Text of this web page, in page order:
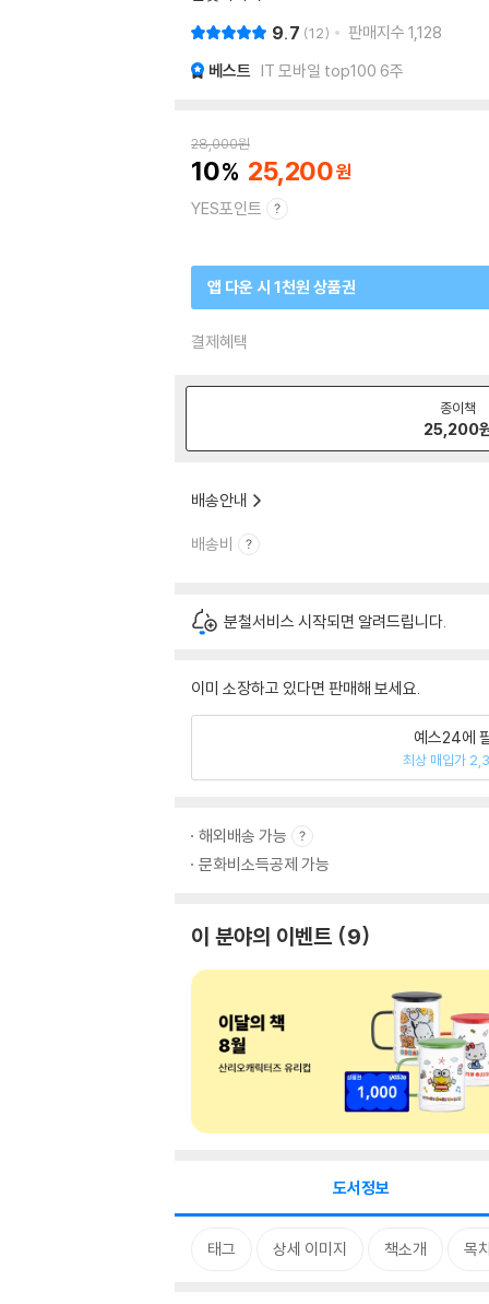
9.7 12 판매지수 1,128
베스트 IT 모바일 top100 6주
28,000원
10 25,200
YES포인트
앱 다운 시 1천원 상품권
결제혜택
종이책
25,200
배송안내
배송비
분철서비스 시작되면 알려드립니다.
이미 소장하고 있다면 판매해 보세요.
예스24에
최상 매입가
해외배송 가능
문화비소득공제 가능
이 분야의 이벤트 9
도서정보
태그 상세 이미지 책소개 목